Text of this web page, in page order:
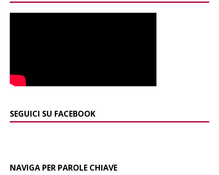
SEGUICI SU FACEBOOK
NAVIGA PER PAROLE CHIAVE